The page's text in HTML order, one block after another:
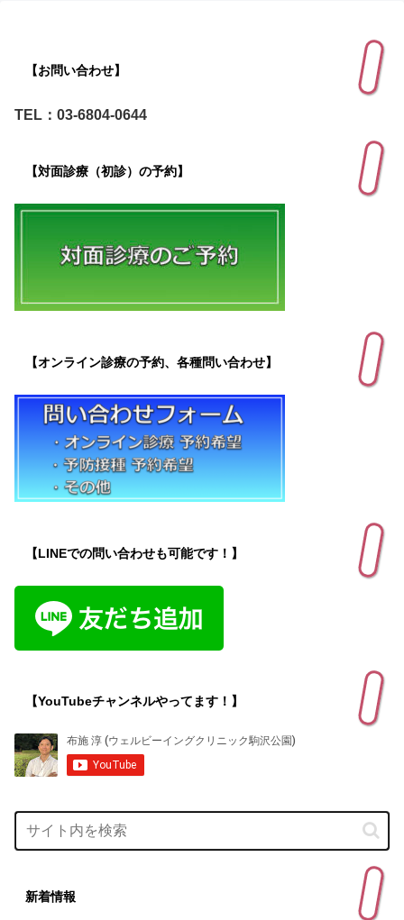
【お問い合わせ】
TEL：03-6804-0644
【対面診療（初診）の予約】
【オンライン診療の予約、各種問い合わせ】
【LINEでの問い合わせも可能です！】
【YouTubeチャンネルやってます！】
新着情報